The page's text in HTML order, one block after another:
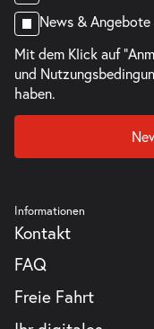
News & Angebote
Mit dem Klick auf
und
haben.
Informationen
Kontakt
FAQ
Freie Fahrt